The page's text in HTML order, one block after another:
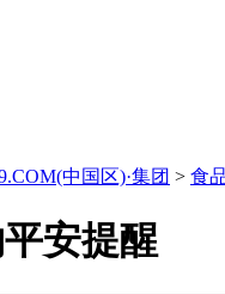
中国区)·集团 > 食
安提醒